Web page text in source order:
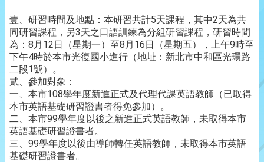
壹、研習時間及地點：本研習共計5天課程，其中2天為共
同研習課程，另3天之口語訓練為分組研習課程，研習時間
為：8月12日（星期一）至8月16日（星期五），上午9時至
下午4時於本市光復國小進行（地址：新北市中和區光環路
二段1號）。
貳、參加對象：
一、本市108學年度新進正式及代理代課英語教師（已取得
本市英語基礎研習證書者得免參加）。
二、本市99學年度以後之新進正式英語教師，未取得本市
英語基礎研習證書者。
三、99學年度以後由導師轉任英語教師，未取得本市英語
基礎研習證書者。